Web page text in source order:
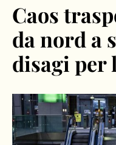
Caos
da nord a
disagi per